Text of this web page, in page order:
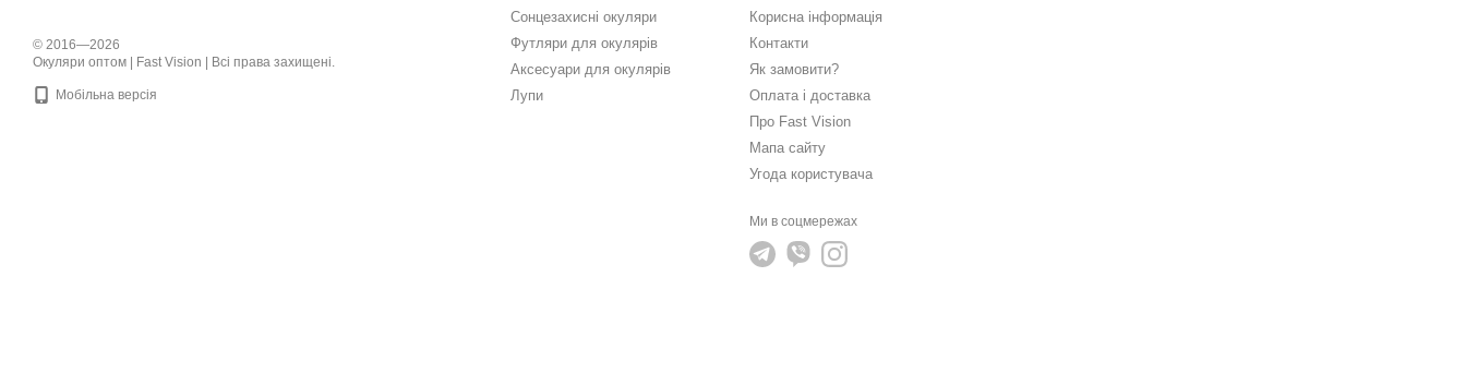
© 2016—2026
Окуляри оптом | Fast Vision | Всі права захищені.
Мобільна версія
Сонцезахисні окуляри
Футляри для окулярів
Аксесуари для окулярів
Лупи
Корисна інформація
Контакти
Як замовити?
Оплата і доставка
Про Fast Vision
Мапа сайту
Угода користувача
Ми в соцмережах